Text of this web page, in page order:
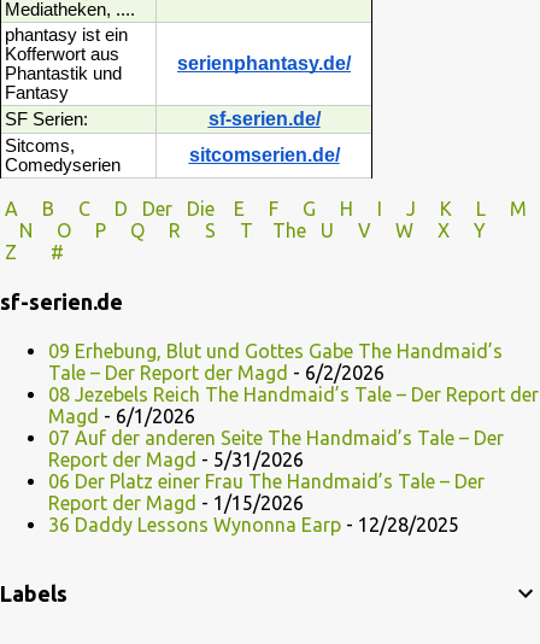
Mediatheken, ....
phantasy ist ein
Kofferwort aus
Phantastik und
Fantasy
serienphantasy.de/
SF Serien: sf-serien.de/
Sitcoms,
Comedyserien
sitcomserien.de/
A B C D Der Die E F G H I J K L
M
N
O P Q R S T The U V
W X Y
Z
#
sf-serien.de
09 Erhebung, Blut und Gottes Gabe The Handmaid’s
Tale – Der Report der Magd - 6/2/2026
08 Jezebels Reich The Handmaid’s Tale – Der Report der
Magd - 6/1/2026
07 Auf der anderen Seite The Handmaid’s Tale – Der
Report der Magd - 5/31/2026
06 Der Platz einer Frau The Handmaid’s Tale – Der
Report der Magd - 1/15/2026
36 Daddy Lessons Wynonna Earp - 12/28/2025
Labels